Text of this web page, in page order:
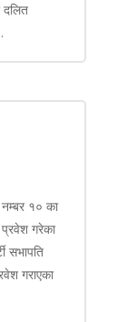
दलित
नम्बर १० का
प्रवेश गरेका
सभापति
गराएका